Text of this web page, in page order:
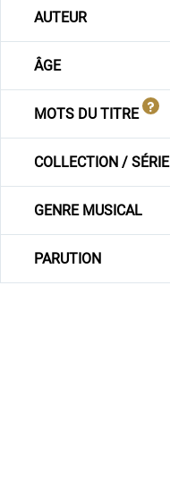
AUTEUR
ÂGE
MOTS DU TITRE
COLLECTION / SÉRIE
GENRE MUSICAL
PARUTION